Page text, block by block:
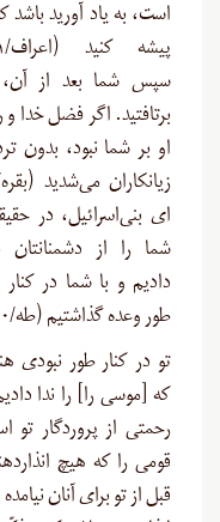
است، به یاد آورید باشد
سپس شما بعد از
برتافتید. اگر فضل خدا
او بر شما نبود، بدون‌
ای بنی‌اسرائیل، در
شما را از دشمنانتان
دادیم و با شما در
طور وعده گذاشتیم (طه/۸۰).
تو در کنار طور نبودی
که [موسی را] را ندا
رحمتی از پروردگار تو
قومی را که هیچ
قبل از تو برای آنان